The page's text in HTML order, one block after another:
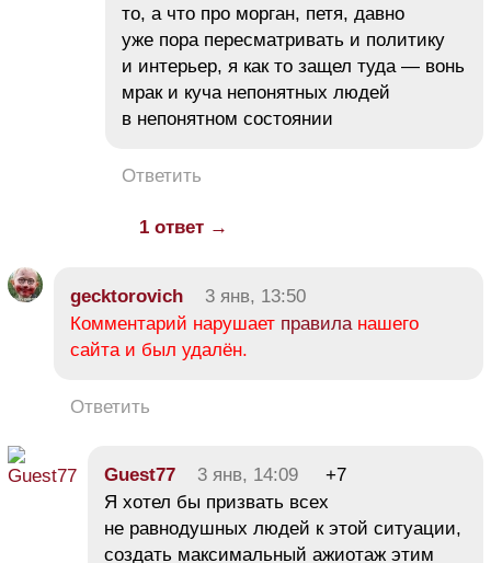
то, а что про морган, петя, давно
уже пора пересматривать и политику
и интерьер, я как то защел туда — вонь
мрак и куча непонятных людей
в непонятном состоянии
Ответить
1 ответ →
gecktorovich
3 янв, 13:50
Комментарий нарушает правиланашего
сайта и был удалён.
Ответить
Guest77 3 янв, 14:09
+7
Я хотел бы призвать всех
не равнодушных людей к этой ситуации,
создать максимальный ажиотаж этим